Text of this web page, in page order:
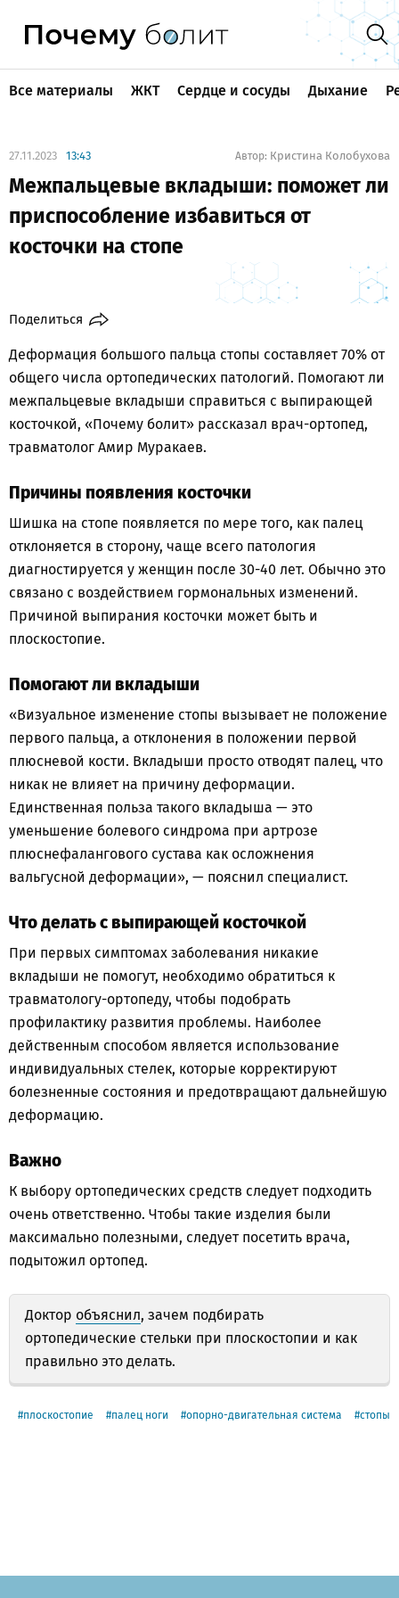
Все материалы ЖКТ Сердце и сосуды Дыхание
27.11.2023 13:43 Автор: Кристина Колобухова
Межпальцевые вкладыши: поможет ли
приспособление избавиться от
косточки на стопе
Поделиться
Деформация большого пальца стопы составляет 70% от
общего числа ортопедических патологий. Помогают ли
межпальцевые вкладыши справиться с выпирающей
косточкой, «Почему болит» рассказал врач-ортопед,
травматолог Амир Муракаев.
Причины появления косточки
Шишка на стопе появляется по мере того, как палец
отклоняется в сторону, чаще всего патология
диагностируется у женщин после 30-40 лет. Обычно это
связано с воздействием гормональных изменений.
Причиной выпирания косточки может быть и
плоскостопие.
Помогают ли вкладыши
«Визуальное изменение стопы вызывает не положение
первого пальца, а отклонения в положении первой
плюсневой кости. Вкладыши просто отводят палец, что
никак не влияет на причину деформации.
Единственная польза такого вкладыша — это
уменьшение болевого синдрома при артрозе
плюснефалангового сустава как осложнения
вальгусной деформации», — пояснил специалист.
Что делать с выпирающей косточкой
При первых симптомах заболевания никакие
вкладыши не помогут, необходимо обратиться к
травматологу-ортопеду, чтобы подобрать
профилактику развития проблемы. Наиболее
действенным способом является использование
индивидуальных стелек, которые корректируют
болезненные состояния и предотвращают дальнейшую
деформацию.
Важно
К выбору ортопедических средств следует подходить
очень ответственно. Чтобы такие изделия были
максимально полезными, следует посетить врача,
подытожил ортопед.
Доктор объяснил, зачем подбирать
ортопедические стельки при плоскостопии и как
правильно это делать.
плоскостопие палец ноги опорно-двигательная система стопы